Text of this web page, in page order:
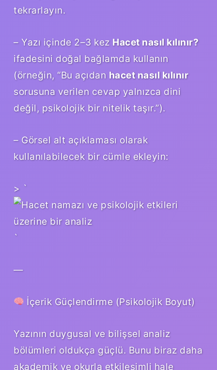
tekrarlayın.
– Yazı içinde 2–3 kez Hacet nasıl kılınır?
ifadesini doğal bağlamda kullanın
(örneğin, “Bu açıdan hacet nasıl kılınır
sorusuna verilen cevap yalnızca dini
değil, psikolojik bir nitelik taşır.”).
– Görsel alt açıklaması olarak
kullanılabilecek bir cümle ekleyin:
> `
`
—
İçerik Güçlendirme (Psikolojik Boyut)
Yazının duygusal ve bilişsel analiz
bölümleri oldukça güçlü. Bunu biraz daha
akademik ve okurla etkileşimli hale